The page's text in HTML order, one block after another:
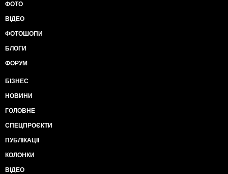
ФОТО
ВІДЕО
ФОТОШОПИ
БЛОГИ
ФОРУМ
БІЗНЕС
НОВИНИ
ГОЛОВНЕ
СПЕЦПРОЄКТИ
ПУБЛІКАЦІЇ
КОЛОНКИ
ВІДЕО